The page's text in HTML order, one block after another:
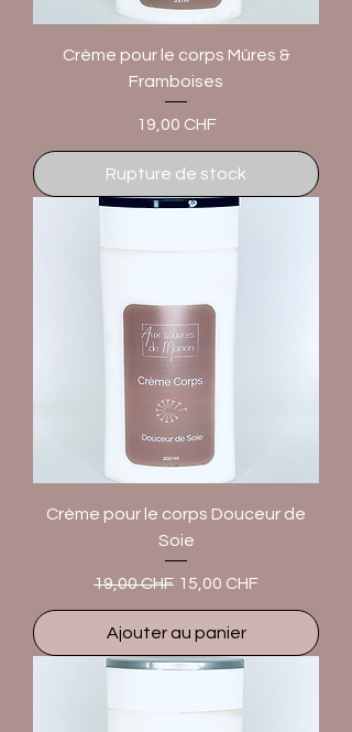
Crème pour le corps Mûres &
Framboises
Prix
19,00 CHF
Rupture de stock
Crème pour le corps Douceur de
Soie
Prix original
19,00 CHF Prix promotionnel
15,00 CHF
Ajouter au panier